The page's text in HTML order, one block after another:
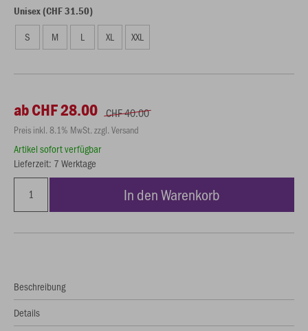
Unisex (CHF 31.50)
S M L XL XXL
ab CHF 28.00 CHF 40.00
Preis inkl. 8.1% MwSt. zzgl. Versand
Artikel sofort verfügbar
Lieferzeit: 7 Werktage
In den Warenkorb
Beschreibung
Details